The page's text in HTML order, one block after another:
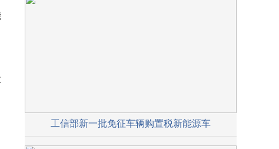
工信部新一批免征车辆购置税新能源车